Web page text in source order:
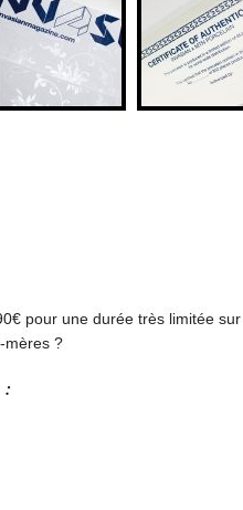
pour une durée très limitée sur
mères ?
: